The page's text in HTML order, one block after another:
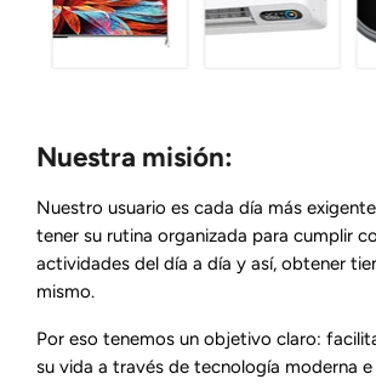
Nuestra misión:
Nuestro usuario es cada día más
tener su rutina organizada para cumplir
actividades del día a día y así, obtener
mismo.
Por eso tenemos un objetivo claro:
su vida a través de tecnología moderna